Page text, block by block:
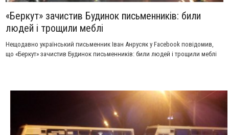
«Беркут» зачистив Будинок письменників: били
людей і трощили меблі
Нещодавно український письменник Іван Анрусяк у Facebook повідомив,
що «Беркут» зачистив Будинок письменників: били людей і трощили меблі